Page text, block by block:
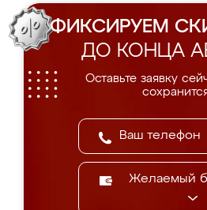
ФИКСИРУЕМ
ДО КОНЦА
Оставьте заявку
Желаемый